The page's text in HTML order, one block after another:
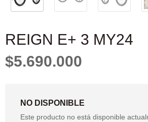
REIGN E+ 3 MY24
$5.690.000
NO DISPONIBLE
Este producto no está disponible